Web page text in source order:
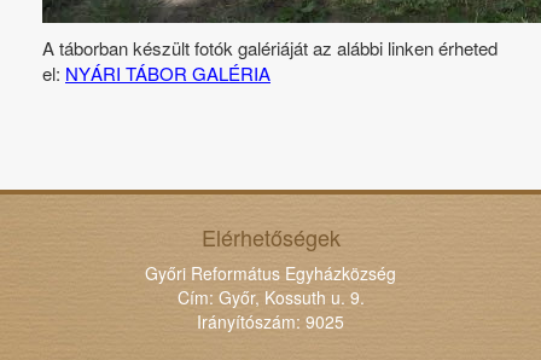
A táborban készült fotók galériáját az alábbi linken érheted
el: NYÁRI TÁBOR GALÉRIA
Elérhetőségek
Győri Református Egyházközség
Cím: Győr, Kossuth u. 9.
Irányítószám: 9025